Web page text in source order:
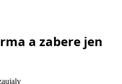
a zabere jen